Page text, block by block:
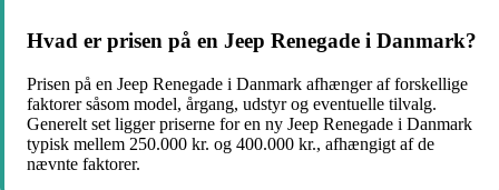
Hvad er prisen på en Jeep Renegade i Danmark?
Prisen på en Jeep Renegade i Danmark afhænger af forskellige
faktorer såsom model, årgang, udstyr og eventuelle tilvalg.
Generelt set ligger priserne for en ny Jeep Renegade i Danmark
typisk mellem 250.000 kr. og 400.000 kr., afhængigt af de
nævnte faktorer.